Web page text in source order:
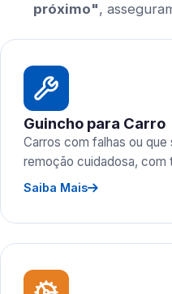
próximo",
Guincho para Carro
Carros com falhas ou
remoção cuidadosa, com
Saiba Mais